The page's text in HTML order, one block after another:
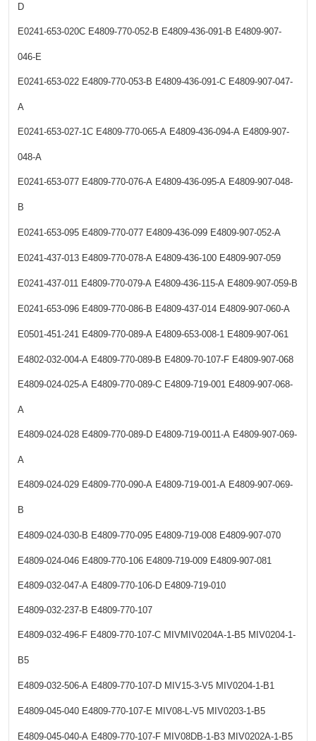
D
E0241-653-020C E4809-770-052-B E4809-436-091-B E4809-907-
046-E
E0241-653-022 E4809-770-053-B E4809-436-091-C E4809-907-047-
A
E0241-653-027-1C E4809-770-065-A E4809-436-094-A E4809-907-
048-A
E0241-653-077 E4809-770-076-A E4809-436-095-A E4809-907-048-
B
E0241-653-095 E4809-770-077 E4809-436-099 E4809-907-052-A
E0241-437-013 E4809-770-078-A E4809-436-100 E4809-907-059
E0241-437-011 E4809-770-079-A E4809-436-115-A E4809-907-059-B
E0241-653-096 E4809-770-086-B E4809-437-014 E4809-907-060-A
E0501-451-241 E4809-770-089-A E4809-653-008-1 E4809-907-061
E4802-032-004-A E4809-770-089-B E4809-70-107-F E4809-907-068
E4809-024-025-A E4809-770-089-C E4809-719-001 E4809-907-068-
A
E4809-024-028 E4809-770-089-D E4809-719-0011-A E4809-907-069-
A
E4809-024-029 E4809-770-090-A E4809-719-001-A E4809-907-069-
B
E4809-024-030-B E4809-770-095 E4809-719-008 E4809-907-070
E4809-024-046 E4809-770-106 E4809-719-009 E4809-907-081
E4809-032-047-A E4809-770-106-D E4809-719-010
E4809-032-237-B E4809-770-107
E4809-032-496-F E4809-770-107-C MIVMIV0204A-1-B5 MIV0204-1-
B5
E4809-032-506-A E4809-770-107-D MIV15-3-V5 MIV0204-1-B1
E4809-045-040 E4809-770-107-E MIV08-L-V5 MIV0203-1-B5
E4809-045-040-A E4809-770-107-F MIV08DB-1-B3 MIV0202A-1-B5